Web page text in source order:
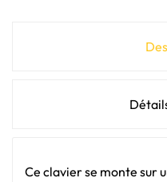
Ce clavier se monte sur